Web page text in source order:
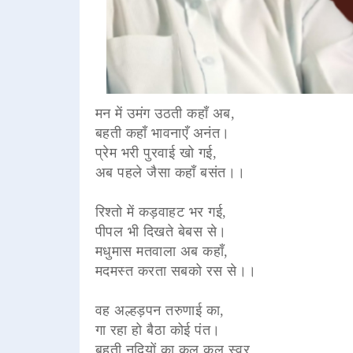
मन में उमंग उठती कहाँ अब,
बहती कहाँ भावनाएँ अनंत।
प्रेम भरी पुरवाई खो गई,
अब पहले जैसा कहाँ बसंत।।
रिश्तो में कड़वाहट भर गई,
पीपल भी दिखते बेबस से।
मधुमास मतवाला अब कहाँ,
मदमस्त करता सबको रस से।।
वह अल्हड़पन तरुणाई का,
गा रहा हो बैठा कोई पंत।
बहती नदियों का कल कल स्वर,